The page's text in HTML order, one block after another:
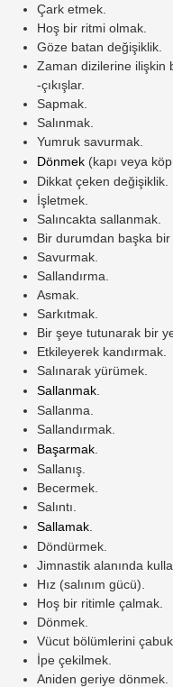
Çark etmek.
Hoş bir ritmi olmak.
Göze batan değişiklik.
Zaman dizilerine ilişkin
-çıkışlar.
Sapmak.
Salınmak.
Yumruk savurmak.
Dönmek (kapı veya
Dikkat çeken değişiklik.
İşletmek.
Salıncakta sallanmak.
Bir durumdan başka
Savurmak.
Sallandırma.
Asmak.
Sarkıtmak.
Bir şeye tutunarak bir
Etkileyerek kandırmak.
Salınarak yürümek.
Sallanmak
Sallanma.
Sallandırmak.
Başarmak
Sallanış.
Becermek.
Salıntı.
Sallamak
Döndürmek.
Jimnastik alanında
Hız (salınım gücü).
Hoş bir ritimle çalmak.
Dönmek.
Vücut bölümlerini
İpe çekilmek.
Aniden geriye dönmek.